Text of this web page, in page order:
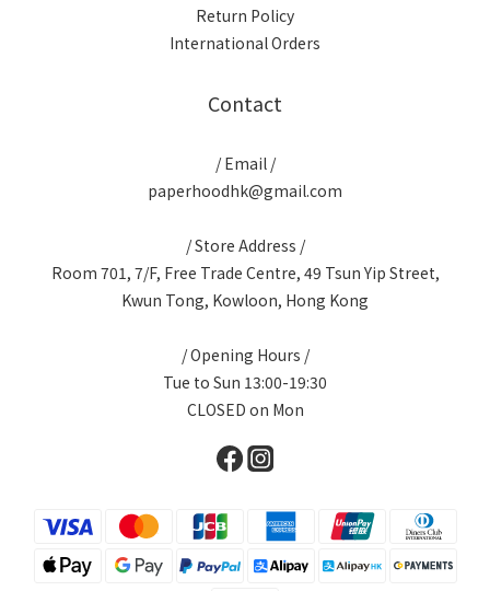
Return Policy
International Orders
Contact
/ Email /
paperhoodhk@gmail.com
/ Store Address /
Room 701, 7/F, Free Trade Centre, 49 Tsun Yip Street,
Kwun Tong, Kowloon, Hong Kong
/ Opening Hours /
Tue to Sun 13:00-19:30
CLOSED on Mon